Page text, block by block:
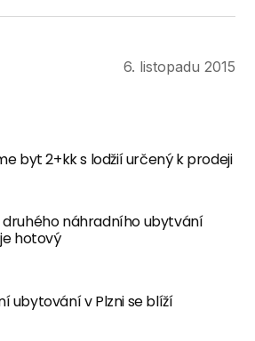
6. listopadu 2015
byt 2+kk s lodžií určený k prodeji
druhého náhradního ubytvání
hotový
ubytování v Plzni se blíží